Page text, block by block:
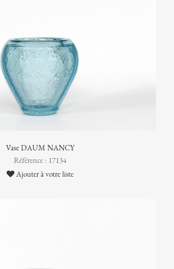
Vase DAUM NANCY
Référence : 17134
Ajouter à votre liste